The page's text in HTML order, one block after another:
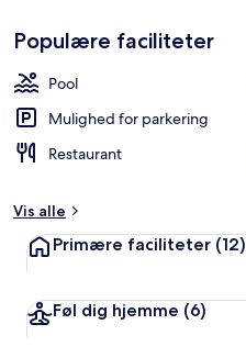
Populære faciliteter
Pool
Mulighed for parkering
Restaurant
Vis alle
Primære faciliteter (12)
Føl dig hjemme (6)